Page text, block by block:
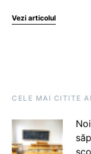
Vezi articolul
CELE MAI CITITE